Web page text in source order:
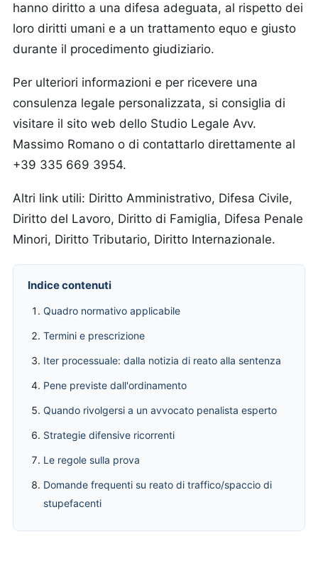
hanno diritto a una difesa adeguata, al rispetto dei
loro diritti umani e a un trattamento equo e giusto
durante il procedimento giudiziario.
Per ulteriori informazioni e per ricevere una
consulenza legale personalizzata, si consiglia di
visitare il sito web dello Studio Legale Avv.
Massimo Romano o di contattarlo direttamente al
+39 335 669 3954.
Altri link utili: Diritto Amministrativo, Difesa Civile,
Diritto del Lavoro, Diritto di Famiglia, Difesa Penale
Minori, Diritto Tributario, Diritto Internazionale.
Indice contenuti
Quadro normativo applicabile
Termini e prescrizione
Iter processuale: dalla notizia di reato alla sentenza
Pene previste dall'ordinamento
Quando rivolgersi a un avvocato penalista esperto
Strategie difensive ricorrenti
Le regole sulla prova
Domande frequenti su reato di traffico/spaccio di
stupefacenti